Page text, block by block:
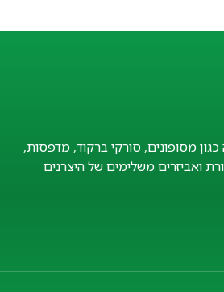
מסופונים, סורקי ברקוד, מדפסות,
ואביזרים משלימים של היצרנים